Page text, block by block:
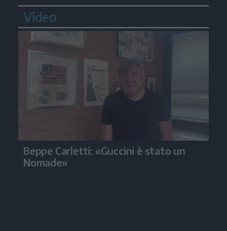
Video
Beppe Carletti: «Guccini è stato un
Nomade»